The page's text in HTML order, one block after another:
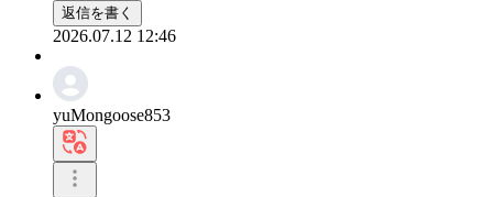
返信を書く
2026.07.12 12:46
yuMongoose853